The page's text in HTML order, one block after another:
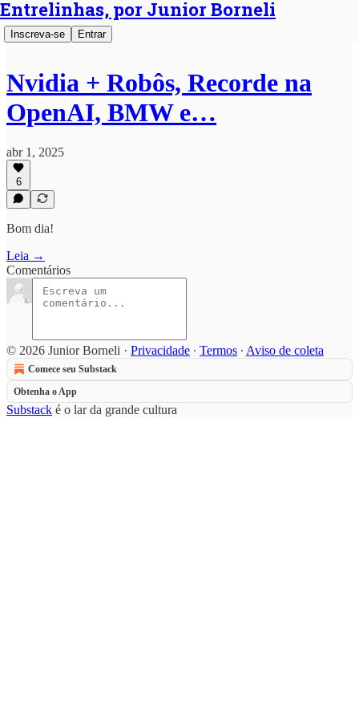
Entrelinhas, por Junior Borneli
Inscreva-se Entrar
Nvidia + Robôs, Recorde na
OpenAI, BMW e…
abr 1, 2025
6
Bom dia!
Leia →
Comentários
© 2026 Junior Borneli · Privacidade ∙ Termos ∙ Aviso de coleta
Comece seu Substack
Obtenha o App
Substack é o lar da grande cultura